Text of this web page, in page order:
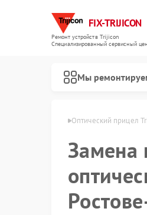
FIX-TRIJICON
Ремонт устройств Trijicon
Специализированный cервисный
Мы
в Ростове-на-Дону Оптический прицел
Замена